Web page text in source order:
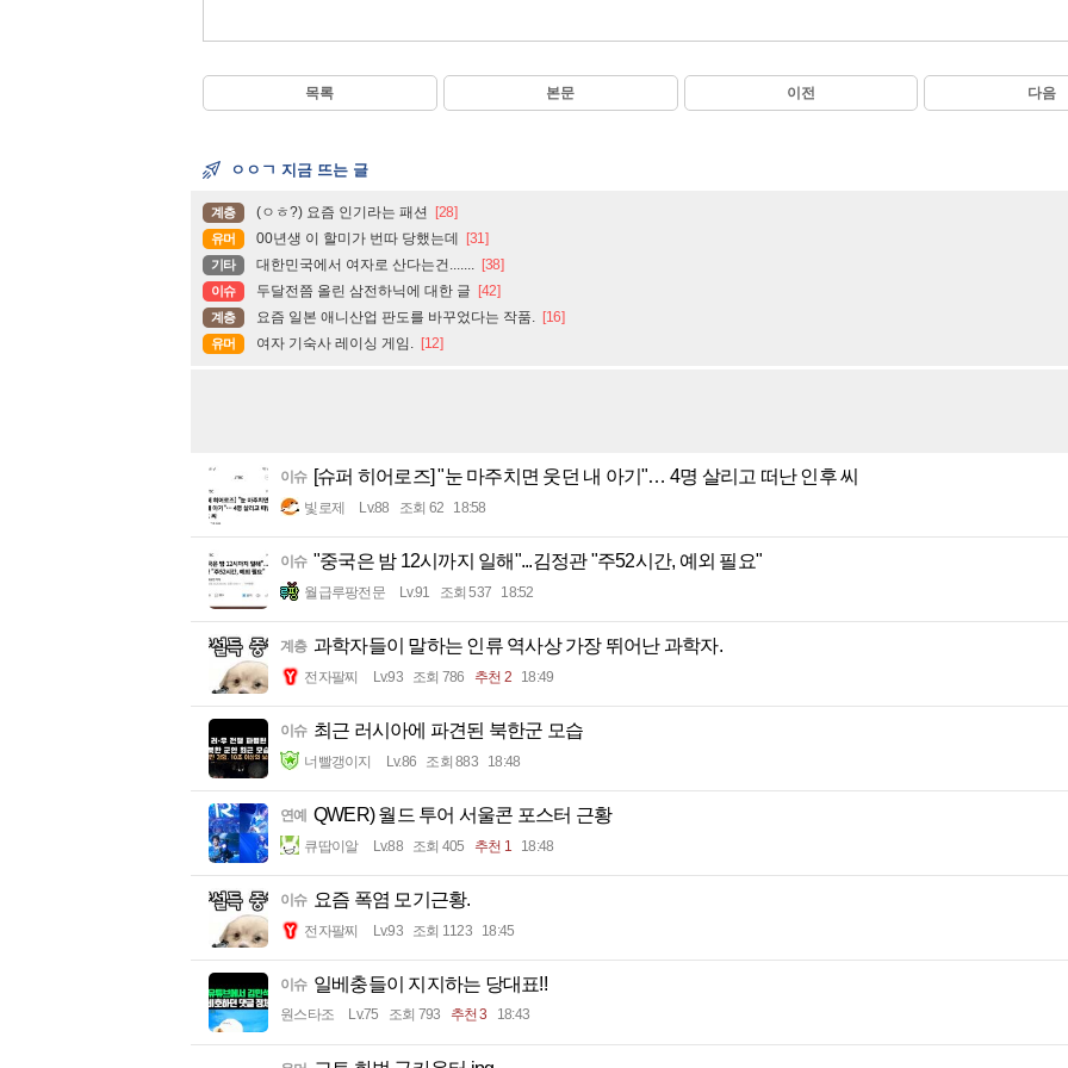
목록 본문 이전 다음
ㅇㅇㄱ 지금 뜨는 글
계층 (ㅇㅎ?) 요즘 인기라는 패션 [28]
유머 00년생 이 할미가 번따 당했는데 [31]
기타 대한민국에서 여자로 산다는건....... [38]
이슈 두달전쯤 올린 삼전하닉에 대한 글 [42]
계층 요즘 일본 애니산업 판도를 바꾸었다는 작품. [16]
유머 여자 기숙사 레이싱 게임. [12]
이슈 [슈퍼 히어로즈] "눈 마주치면 웃던 내 아기"… 4명 살리고 떠난 인후 씨
빛로제 Lv.88 조회 62 18:58
이슈 "중국은 밤 12시까지 일해"...김정관 "주52시간, 예외 필요"
월급루팡전문 Lv.91 조회 537 18:52
계층 과학자들이 말하는 인류 역사상 가장 뛰어난 과학자.
전자팔찌 Lv.93 조회 786 추천 2 18:49
이슈 최근 러시아에 파견된 북한군 모습
너빨갱이지 Lv.86 조회 883 18:48
연예 QWER) 월드 투어 서울콘 포스터 근황
큐땁이알 Lv.88 조회 405 추천 1 18:48
이슈 요즘 폭염 모기근황.
전자팔찌 Lv.93 조회 1123 18:45
이슈 일베충들이 지지하는 당대표!!
원스타조 Lv.75 조회 793 추천 3 18:43